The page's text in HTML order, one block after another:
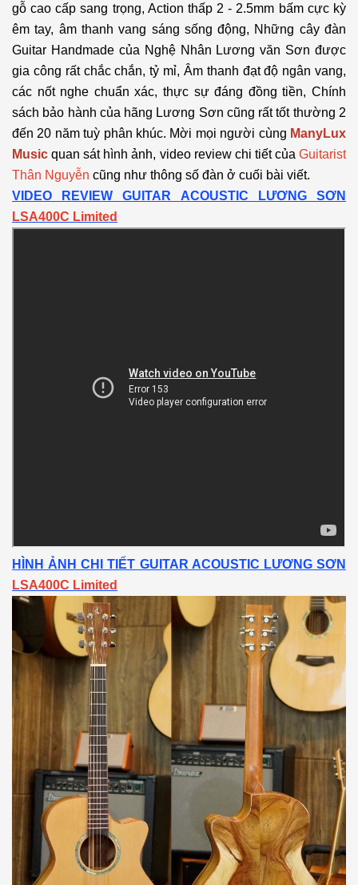
gỗ cao cấp sang trọng, Action thấp 2 - 2.5mm bấm cực kỳ
êm tay, âm thanh vang sáng sống động, Những cây đàn
Guitar Handmade của Nghệ Nhân Lương văn Sơn được
gia công rất chắc chắn, tỷ mỉ, Âm thanh đạt độ ngân vang,
các nốt nghe chuẩn xác, thực sự đáng đồng tiền, Chính
sách bảo hành của hãng Lương Sơn cũng rất tốt thường 2
đến 20 năm tuỳ phân khúc. Mời mọi người cùng ManyLux
Music quan sát hình ảnh, video review chi tiết của Guitarist
Thân Nguyễn cũng như thông số đàn ở cuối bài viết.
VIDEO REVIEW GUITAR ACOUSTIC LƯƠNG SƠN
LSA400C Limited
HÌNH ẢNH CHI TIẾT GUITAR ACOUSTIC LƯƠNG SƠN
LSA400C Limited